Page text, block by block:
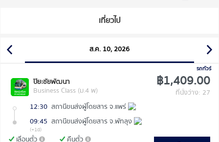
เที่ยวไป
ส.ค. 10, 2026
รถทัวร์
ปิยะชัยพัฒนา
Business Class (ม.4 พ)
฿1,409.00
ที่นั่งว่าง: 27
12:30 สถานีขนส่งผู้โดยสาร จ.แพร่
09:45 สถานีขนส่งผู้โดยสาร จ.พัทลุง
(+1d)
เลื่อนตั๋ว คืนตั๋ว